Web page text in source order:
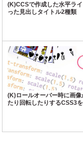
(K)CCSで作成した水平ラ
った見出しタイトル2種類
(K)ロールオーバー時に画像
たり回転したりするCSS3